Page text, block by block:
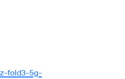
fold3-5g-